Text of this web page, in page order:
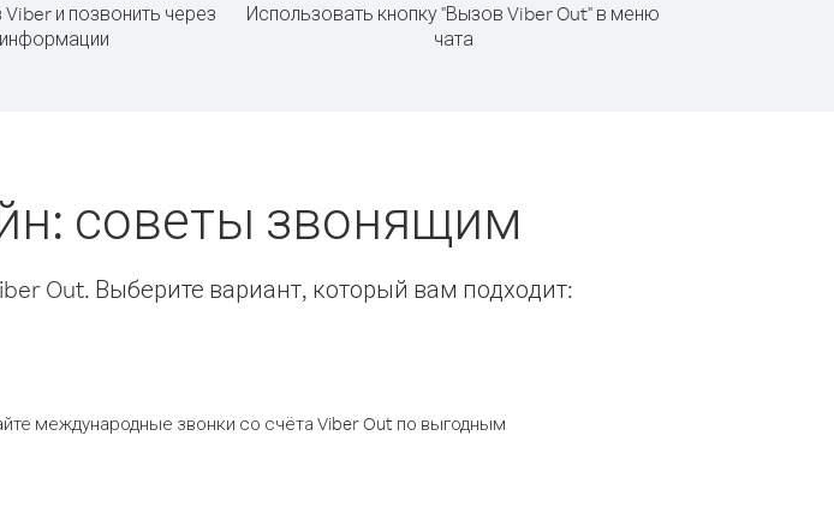
и позвонить через
Использовать кнопку "Вызов Viber Out" в меню
чата
советы звонящим
Out. Выберите вариант, который вам подходит:
международные звонки со счёта Viber Out по выгодным